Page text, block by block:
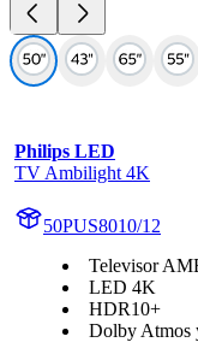
Philips LED
TV Ambilight 4K
50PUS8010/12
Televisor
LED 4K
HDR10+
Dolby Atmos